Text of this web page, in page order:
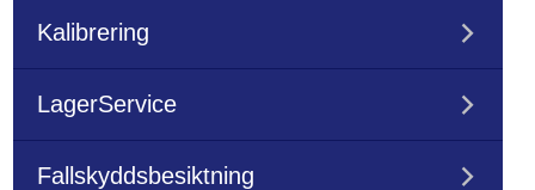
Kalibrering
LagerService
Fallskyddsbesiktning